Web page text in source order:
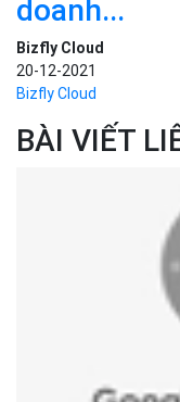
Chuyển đổi
doanh...
Bizfly Cloud
Bizfly Cloud
BÀI VIẾT